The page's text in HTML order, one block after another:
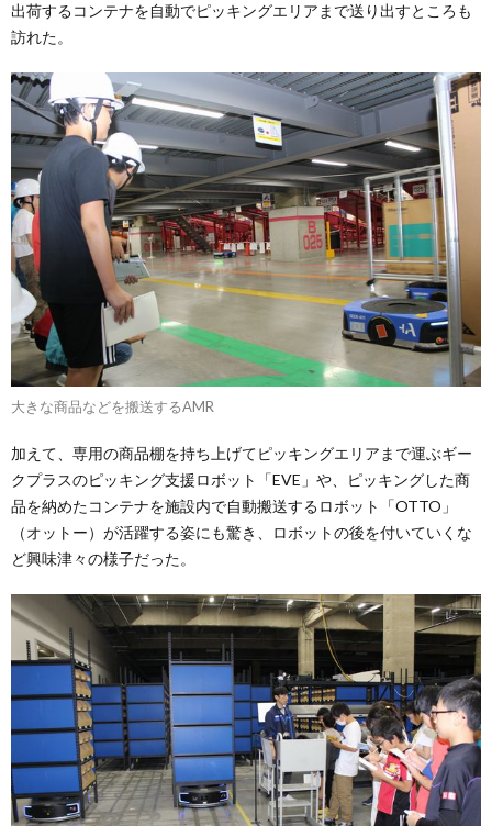
出荷するコンテナを自動でピッキングエリアまで送り出すところも
訪れた。
大きな商品などを搬送するAMR
加えて、専用の商品棚を持ち上げてピッキングエリアまで運ぶギー
クプラスのピッキング支援ロボット「EVE」や、ピッキングした商
品を納めたコンテナを施設内で自動搬送するロボット「OTTO」
（オットー）が活躍する姿にも驚き、ロボットの後を付いていくな
ど興味津々の様子だった。